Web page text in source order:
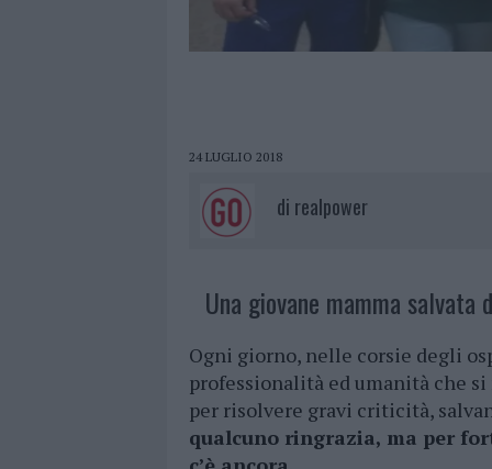
24 LUGLIO 2018
di realpower
Una giovane mamma salvata
Ogni giorno, nelle corsie degli
professionalità ed umanità che
per risolvere gravi criticità,
qualcuno ringrazia, ma per